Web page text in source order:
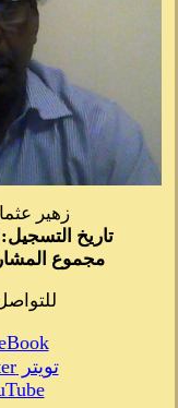
زهير
تاريخ التسجيل:
مجموع
تويتر Twitter